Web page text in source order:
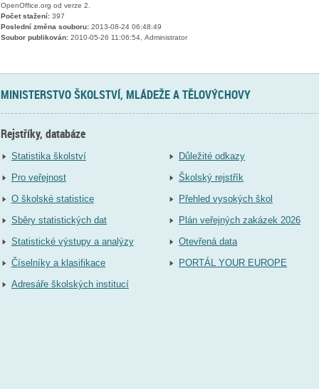
OpenOffice.org od verze 2.
Počet stažení:397
Poslední změna souboru:2013-08-24 06:48:49
Soubor publikován:2010-05-26 11:06:54, Administrator
MINISTERSTVO ŠKOLSTVÍ, MLÁDEŽE A TĚLOVÝCHOVY
Rejstříky, databáze
Statistika školství
Pro veřejnost
O školské statistice
Sběry statistických dat
Statistické výstupy a analýzy
Číselníky a klasifikace
Adresáře školských institucí
Důležité odkazy
Školský rejstřík
Přehled vysokých škol
Plán veřejných zakázek 2026
Otevřená data
PORTÁL YOUR EUROPE